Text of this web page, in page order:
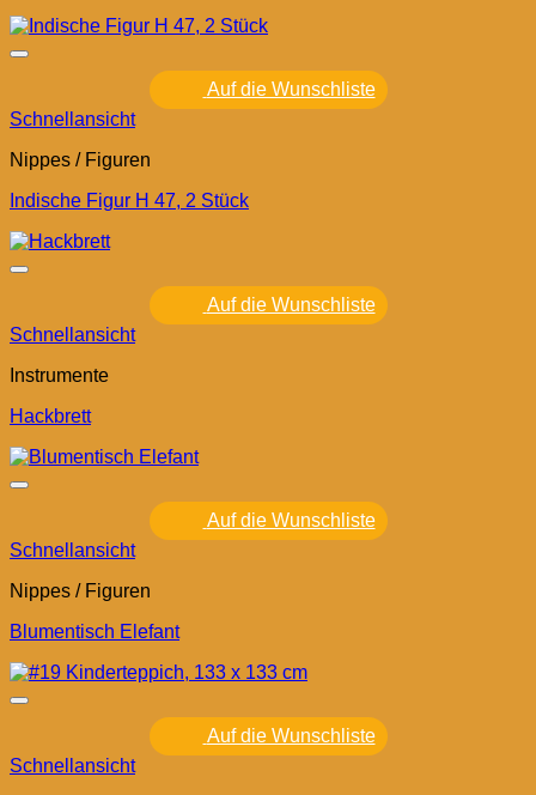
Auf die Wunschliste
Schnellansicht
Nippes / Figuren
Indische Figur H 47, 2 Stück
Auf die Wunschliste
Schnellansicht
Instrumente
Hackbrett
Auf die Wunschliste
Schnellansicht
Nippes / Figuren
Blumentisch Elefant
Auf die Wunschliste
Schnellansicht